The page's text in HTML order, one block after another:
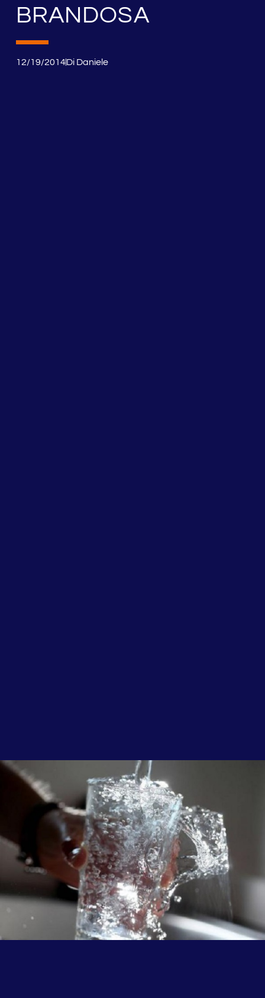
BRANDOSA
12/19/2014DiDaniele